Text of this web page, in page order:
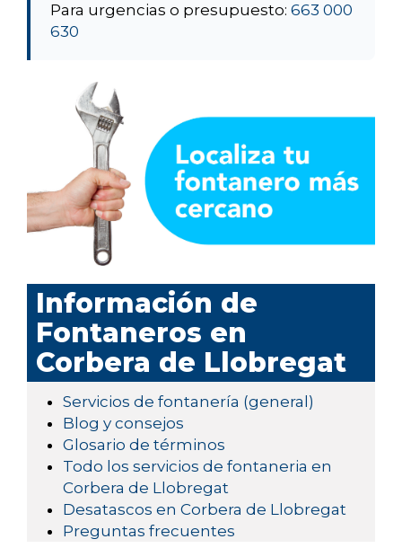
Para urgencias o presupuesto: 663 000
630
Información de
Fontaneros en
Corbera de Llobregat
Servicios de fontanería (general)
Blog y consejos
Glosario de términos
Todo los servicios de fontaneria en
Corbera de Llobregat
Desatascos en Corbera de Llobregat
Preguntas frecuentes